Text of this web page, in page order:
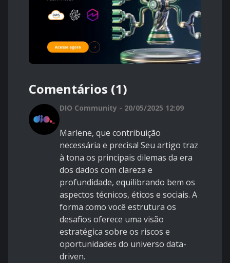
Comentários (1)
DIO Community - 20/05/2025 12:09
Marlene, que contribuição
necessária e precisa! Seu artigo traz
à tona os principais dilemas da era
dos dados com clareza e
profundidade, equilibrando bem os
aspectos técnicos, éticos e sociais. A
forma como você estrutura os
desafios oferece uma visão
estratégica sobre os riscos e
oportunidades do universo data-
driven.